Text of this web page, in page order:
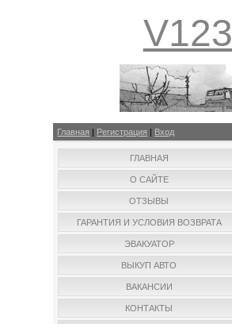
V123
Главная | Регистрация | Вход
ГЛАВНАЯ
О САЙТЕ
ОТЗЫВЫ
ГАРАНТИЯ И УСЛОВИЯ ВОЗВРАТА
ЭВАКУАТОР
ВЫКУП АВТО
ВАКАНСИИ
КОНТАКТЫ